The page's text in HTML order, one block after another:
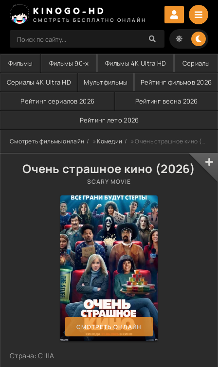
KINOGO-HD
СМОТРЕТЬ БЕСПЛАТНО ОНЛАЙН
Фильмы Фильмы 90-х Фильмы 4K Ultra HD Сериалы
Сериалы 4K Ultra HD Мультфильмы Рейтинг фильмов 2026
Рейтинг сериалов 2026 Рейтинг весна 2026
Рейтинг лето 2026
Смотреть фильмы онлайн »Комедии » Очень страшное кино (2026)
Очень страшное кино (2026)
SCARY MOVIE
СМОТРЕТЬ ОНЛАЙН
Страна: США